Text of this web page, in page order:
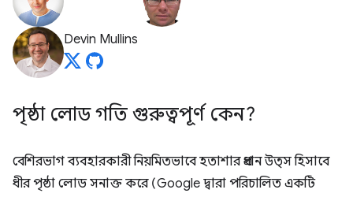
Devin Mullins
পৃষ্ঠা লোড গতি গুরুত্বপূর্ণ কেন?
বেশিরভাগ ব্যবহারকারী নিয়মিতভাবে হতাশার প্রধান উত্স হিসাবে
ধীর পৃষ্ঠা লোড সনাক্ত করে (Google দ্বারা পরিচালিত একটি